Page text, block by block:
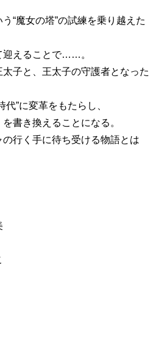
“魔女の塔”の試練を乗り越えた
迎えることで……。
子と、王太子の守護者となった
”に変革をもたらし、
書き換えることになる。
行く手に待ち受ける物語とは